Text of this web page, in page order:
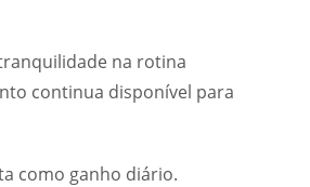
na rotina
continua disponível para
como ganho diário.